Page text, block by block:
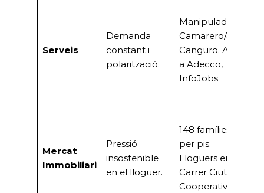
Serveis
Demanda
constant i
polarització.
Manipulador/a,
Camarero/a,
Canguro. Altes
a Adecco,
InfoJobs
Mercat
Immobiliari
Pressió
insostenible
en el lloguer.
148 famílies
per pis.
Lloguers en
Carrer Ciutat
Cooperativa